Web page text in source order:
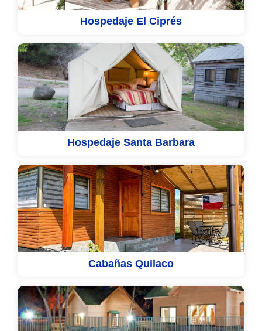
Hospedaje El Ciprés
Hospedaje Santa Barbara
Cabañas Quilaco